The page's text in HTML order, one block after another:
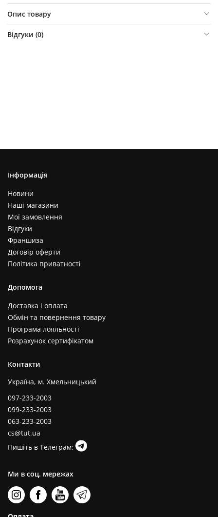
Опис товару
Відгуки (0)
Інформація
Новини
Наші магазини
Мої замовлення
Відгуки
Франшиза
Договір оферти
Політика приватності
Допомога
Доставка і оплата
Обмін та повернення товару
Програма лояльності
Розрахунок сертифікатом
Контакти
Україна, м. Хмельницький
097-233-2003
099-233-2003
063-233-2003
cs@tut.ua
Пишіть в Телеграм:
Ми в соц. мережах